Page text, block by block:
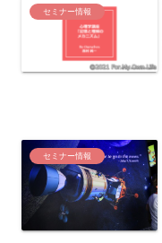
セミナー情報
セミナー情報